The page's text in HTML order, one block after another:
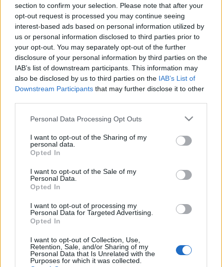
section to confirm your selection. Please note that after your
opt-out request is processed you may continue seeing
interest-based ads based on personal information utilized by
us or personal information disclosed to third parties prior to
your opt-out. You may separately opt-out of the further
disclosure of your personal information by third parties on the
IAB’s list of downstream participants. This information may
also be disclosed by us to third parties on the IAB’s List of
Downstream Participants that may further disclose it to other
Please note that this website/app uses one or more Google
not limited to your visit or usage behaviour. You may click to
grant or deny consent to Google and its third-party tags to
use your data for below specified purposes in below Google
consent section.
Personal Data Processing Opt Outs
I want to opt-out of the Sharing of my
personal data.
Opted In
I want to opt-out of the Sale of my
Personal Data.
Opted In
I want to opt-out of processing my
Personal Data for Targeted Advertising.
Opted In
I want to opt-out of Collection, Use,
Retention, Sale, and/or Sharing of my
Personal Data that Is Unrelated with the
Purposes for which it was collected.
Mondjuk olyat sem láttam még, hogy a kivitelezésről
szóló információs táblán 2014.01.28. szerepel, és 28.
este már sepregetik a burkolatokat, és az utolsó
talicskáig mindennel együtt levonulnak a kivitelezők.
Annak ellenére, hogy a Ferenciek tere felújítására
már várunk egy…
Rákóczi út: 2 x 1 sáv, villamos is jöhet
A Kossuth Lajos utca és Rákóczi út sorsáról már
többször írtunk, láthattunk látványterveket,
lehettünk egészen biztosak abban, végül mi valósul
meg. Főleg azért, mert a Belváros Új Főutcája projekt
következő ütemére…
A belváros legjobb térfelújítása
kezdődik
szucsadam•2011. április 21.